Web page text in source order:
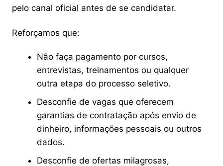
pelo canal oficial antes de se candidatar.
Reforçamos que:
Não faça pagamento por cursos,
entrevistas, treinamentos ou qualquer
outra etapa do processo seletivo.
Desconfie de vagas que oferecem
garantias de contratação após envio de
dinheiro, informações pessoais ou outros
dados.
Desconfie de ofertas milagrosas,